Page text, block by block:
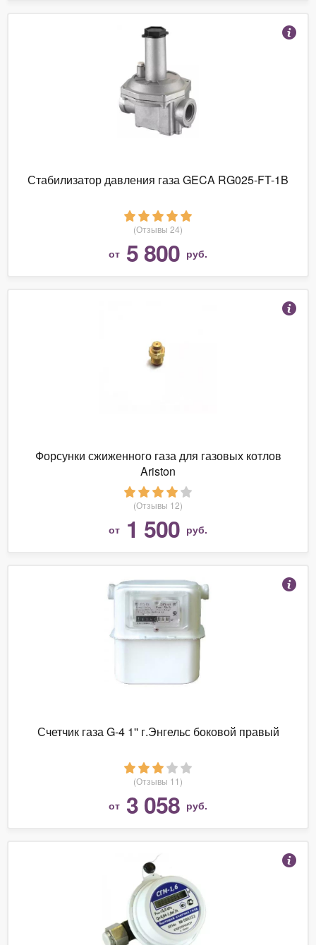
Стабилизатор давления газа GECA RG025-FT-1B
(Отзывы 24)
от 5 800 руб.
Форсунки сжиженного газа для газовых котлов
Ariston
(Отзывы 12)
от 1 500 руб.
Счетчик газа G-4 1'' г.Энгельс боковой правый
(Отзывы 11)
от 3 058 руб.